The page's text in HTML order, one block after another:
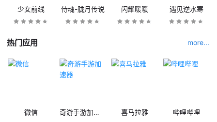
少女前线 侍魂-胧月传说 闪耀暖暖 遇见逆水寒
热门应用 more...
微信 奇游手游加速器 喜马拉雅 哔哩哔哩